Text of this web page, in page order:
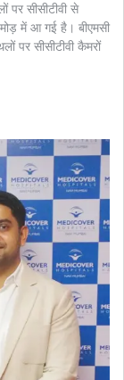
पर सीसीटीवी से
मोड़ में आ गई है। बीएमसी
पर सीसीटीवी कैमरों